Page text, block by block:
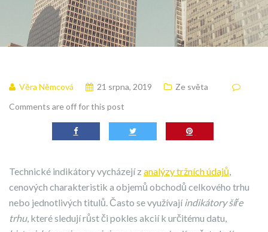
Věra Němcová 21 srpna, 2019
Ze světa
Comments are off for this post
Technické indikátory vycházejí z analýzy tržních údajů,
cenových charakteristik a objemů obchodů celkového trhu
nebo jednotlivých titulů. Často se využívajíindikátory šíře
trhu, které sledují růst či pokles akcií k určitému datu,